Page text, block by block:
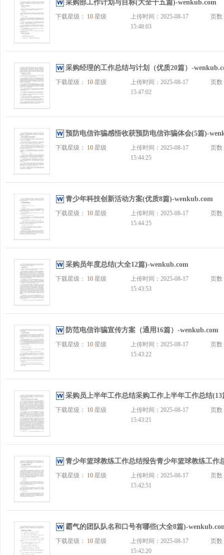
采购部工作计划与目标(大全十五篇)-wenkub.com
下载星级： 10 星级
上传时间：2025-08-17
15:48:03
页
采购经理的工作总结与计划（优质20篇）-
下载星级： 10 星级
上传时间：2025-08-17
15:47:02
页
预防电信诈骗感悟收获预防电信诈骗体会(5篇)-
下载星级： 10 星级
上传时间：2025-08-17
15:44:25
页
青少年科技创新活动方案(优质8篇)-wenkub.com
下载星级： 10 星级
上传时间：2025-08-17
15:44:25
页
采购员年度总结(大全12篇)-wenkub.com
下载星级： 10 星级
上传时间：2025-08-17
15:43:53
页
防范电信诈骗宣传方案（通用16篇）-wenkub.com
下载星级： 10 星级
上传时间：2025-08-17
15:43:22
页
采购员上半年工作总结采购工作上半年工作总结
下载星级： 10 星级
上传时间：2025-08-17
15:43:21
页
青少年篮球教练工作总结报告青少年篮球教练工作
下载星级： 10 星级
上传时间：2025-08-17
15:42:51
页
霸气的团队队名和口号有哪些(大全8篇)-
下载星级： 10 星级
上传时间：2025-08-17
15:42:20
页